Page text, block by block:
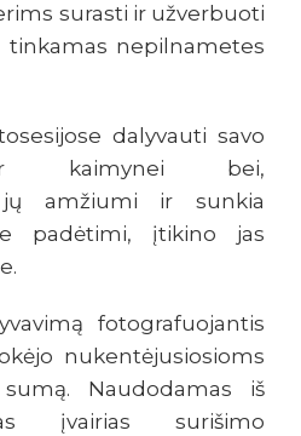
surasti ir užverbuoti
tinkamas nepilnametes
dalyvauti savo
ir kaimynei bei,
jų amžiumi ir sunkia
padėtimi, įtikino jas
fotografuojantis
nukentėjusiosioms
Naudodamas iš
įvairias surišimo